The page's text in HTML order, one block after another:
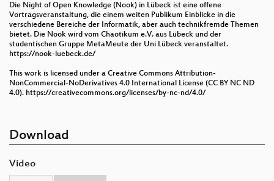
Die Night of Open Knowledge (Nook) in Lübeck ist eine offene
Vortragsveranstaltung, die einem weiten Publikum Einblicke in die
verschiedene Bereiche der Informatik, aber auch technikfremde Themen
bietet. Die Nook wird vom Chaotikum e.V. aus Lübeck und der
studentischen Gruppe MetaMeute der Uni Lübeck veranstaltet.
https://nook-luebeck.de/
This work is licensed under a Creative Commons Attribution-
NonCommercial-NoDerivatives 4.0 International License (CC BY NC ND
4.0). https://creativecommons.org/licenses/by-nc-nd/4.0/
Download
Video